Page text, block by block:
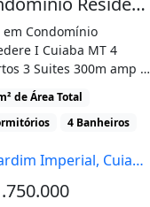
em Condomínio
I Cuiaba MT 4
3 Suites 300m amp lt
gt amp lt br amp gt
de Área Total
4 Banheiros
Imperial, Cuiabá - MT